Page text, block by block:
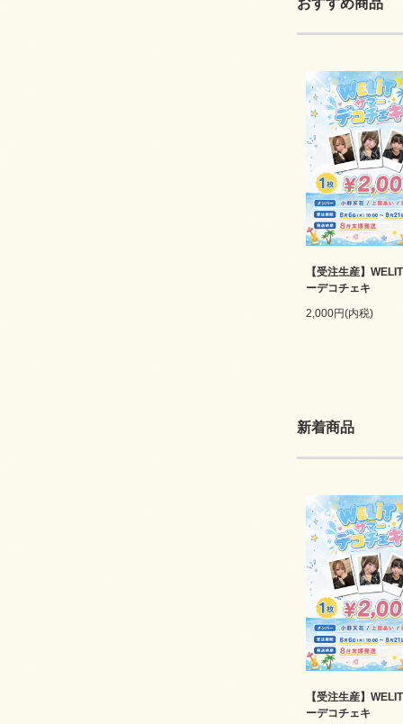
【受注生産】
ーデコチェキ
2,000円(内税)
新着商品
【受注生産】
ーデコチェキ